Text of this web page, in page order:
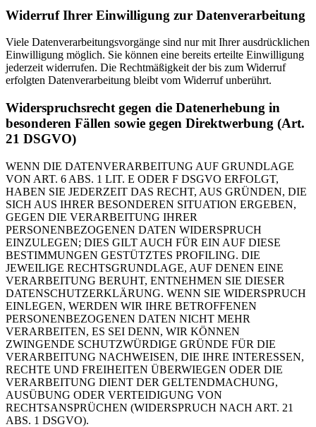
Widerruf Ihrer Einwilligung zur Datenverarbeitung
Viele Datenverarbeitungsvorgänge sind nur mit Ihrer ausdrücklichen
Einwilligung möglich. Sie können eine bereits erteilte Einwilligung
jederzeit widerrufen. Die Rechtmäßigkeit der bis zum Widerruf
erfolgten Datenverarbeitung bleibt vom Widerruf unberührt.
Widerspruchsrecht gegen die Datenerhebung in
besonderen Fällen sowie gegen Direktwerbung (Art.
21 DSGVO)
WENN DIE DATENVERARBEITUNG AUF GRUNDLAGE
VON ART. 6 ABS. 1 LIT. E ODER F DSGVO ERFOLGT,
HABEN SIE JEDERZEIT DAS RECHT, AUS GRÜNDEN, DIE
SICH AUS IHRER BESONDEREN SITUATION ERGEBEN,
GEGEN DIE VERARBEITUNG IHRER
PERSONENBEZOGENEN DATEN WIDERSPRUCH
EINZULEGEN; DIES GILT AUCH FÜR EIN AUF DIESE
BESTIMMUNGEN GESTÜTZTES PROFILING. DIE
JEWEILIGE RECHTSGRUNDLAGE, AUF DENEN EINE
VERARBEITUNG BERUHT, ENTNEHMEN SIE DIESER
DATENSCHUTZERKLÄRUNG. WENN SIE WIDERSPRUCH
EINLEGEN, WERDEN WIR IHRE BETROFFENEN
PERSONENBEZOGENEN DATEN NICHT MEHR
VERARBEITEN, ES SEI DENN, WIR KÖNNEN
ZWINGENDE SCHUTZWÜRDIGE GRÜNDE FÜR DIE
VERARBEITUNG NACHWEISEN, DIE IHRE INTERESSEN,
RECHTE UND FREIHEITEN ÜBERWIEGEN ODER DIE
VERARBEITUNG DIENT DER GELTENDMACHUNG,
AUSÜBUNG ODER VERTEIDIGUNG VON
RECHTSANSPRÜCHEN (WIDERSPRUCH NACH ART. 21
ABS. 1 DSGVO).